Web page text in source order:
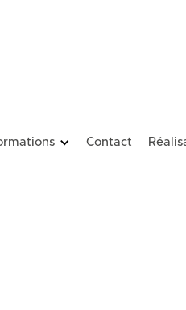
Contact